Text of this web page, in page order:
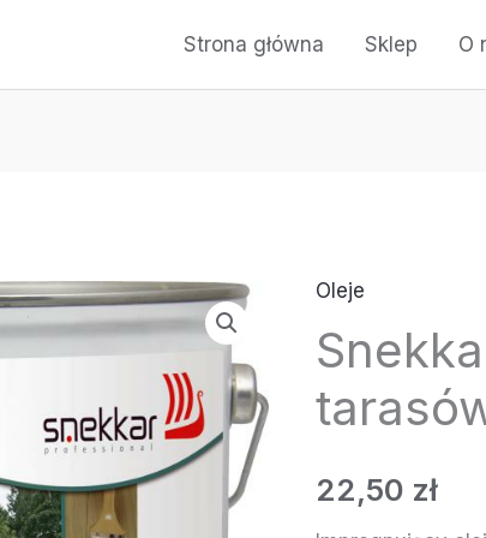
Strona główna Sklep O
Oleje
22,50 zł
ilość
Snekkar
Olej
do
Akacja